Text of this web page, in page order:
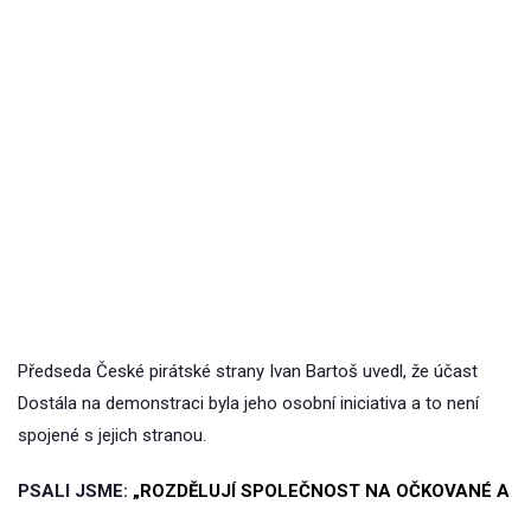
Předseda České pirátské strany Ivan Bartoš uvedl, že účast
Dostála na demonstraci byla jeho osobní iniciativa a to není
spojené s jejich stranou.
PSALI JSME: „ROZDĚLUJÍ SPOLEČNOST NA OČKOVANÉ A